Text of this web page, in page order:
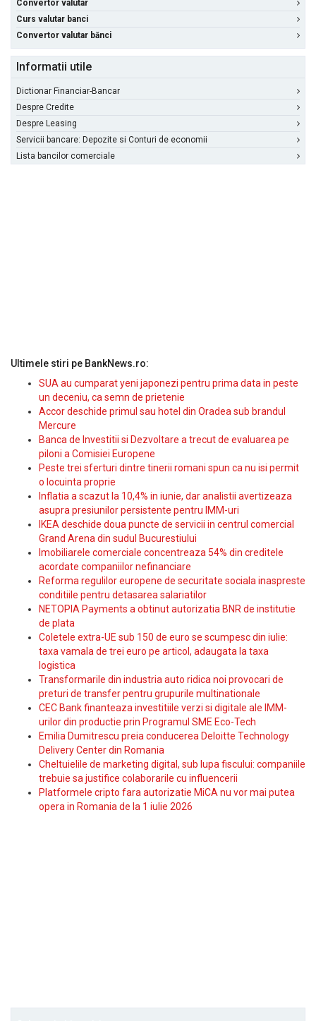
Convertor valutar
Curs valutar banci
Convertor valutar bănci
Informatii utile
Dictionar Financiar-Bancar
Despre Credite
Despre Leasing
Servicii bancare: Depozite si Conturi de economii
Lista bancilor comerciale
Ultimele stiri pe BankNews.ro:
SUA au cumparat yeni japonezi pentru prima data in peste
un deceniu, ca semn de prietenie
Accor deschide primul sau hotel din Oradea sub brandul
Mercure
Banca de Investitii si Dezvoltare a trecut de evaluarea pe
piloni a Comisiei Europene
Peste trei sferturi dintre tinerii romani spun ca nu isi permit
o locuinta proprie
Inflatia a scazut la 10,4% in iunie, dar analistii avertizeaza
asupra presiunilor persistente pentru IMM-uri
IKEA deschide doua puncte de servicii in centrul comercial
Grand Arena din sudul Bucurestiului
Imobiliarele comerciale concentreaza 54% din creditele
acordate companiilor nefinanciare
Reforma regulilor europene de securitate sociala inaspreste
conditiile pentru detasarea salariatilor
NETOPIA Payments a obtinut autorizatia BNR de institutie
de plata
Coletele extra-UE sub 150 de euro se scumpesc din iulie:
taxa vamala de trei euro pe articol, adaugata la taxa
logistica
Transformarile din industria auto ridica noi provocari de
preturi de transfer pentru grupurile multinationale
CEC Bank finanteaza investitiile verzi si digitale ale IMM-
urilor din productie prin Programul SME Eco-Tech
Emilia Dumitrescu preia conducerea Deloitte Technology
Delivery Center din Romania
Cheltuielile de marketing digital, sub lupa fiscului: companiile
trebuie sa justifice colaborarile cu influencerii
Platformele cripto fara autorizatie MiCA nu vor mai putea
opera in Romania de la 1 iulie 2026